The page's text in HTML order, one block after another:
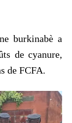
burkinabè a
de cyanure,
de FCFA.